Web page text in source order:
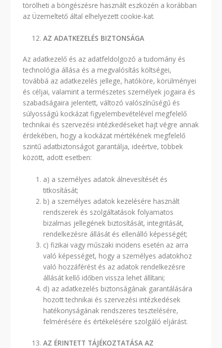
törölheti a böngészésre használt eszközén a korábban
az Üzemeltető által elhelyezett cookie-kat.
AZ ADATKEZELÉS BIZTONSÁGA
Az adatkezelő és az adatfeldolgozó a tudomány és
technológia állása és a megvalósítás költségei,
továbbá az adatkezelés jellege, hatóköre, körülményei
és céljai, valamint a természetes személyek jogaira és
szabadságaira jelentett, változó valószínűségű és
súlyosságú kockázat figyelembevételével megfelelő
technikai és szervezési intézkedéseket hajt végre annak
érdekében, hogy a kockázat mértékének megfelelő
szintű adatbiztonságot garantálja, ideértve, többek
között, adott esetben:
a) a személyes adatok álnevesítését és
titkosítását;
b) a személyes adatok kezelésére használt
rendszerek és szolgáltatások folyamatos
bizalmas jellegének biztosítását, integritását,
rendelkezésre állását és ellenálló képességét;
c) fizikai vagy műszaki incidens esetén az arra
való képességet, hogy a személyes adatokhoz
való hozzáférést és az adatok rendelkezésre
állását kellő időben vissza lehet állítani;
d) az adatkezelés biztonságának garantálására
hozott technikai és szervezési intézkedések
hatékonyságának rendszeres tesztelésére,
felmérésére és értékelésére szolgáló eljárást.
AZ ÉRINTETT TÁJÉKOZTATÁSA AZ